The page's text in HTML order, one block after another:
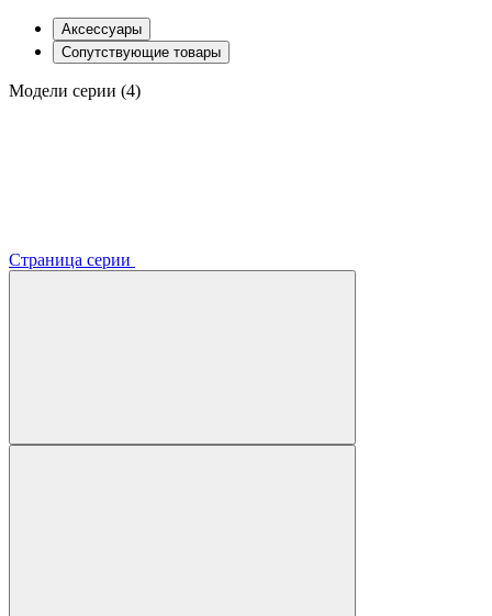
Аксессуары
Сопутствующие товары
Модели серии (4)
Страница серии